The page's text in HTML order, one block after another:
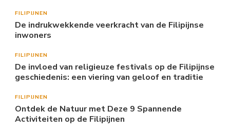
FILIPIJNEN
De indrukwekkende veerkracht van de Filipijnse
inwoners
FILIPIJNEN
De invloed van religieuze festivals op de Filipijnse
geschiedenis: een viering van geloof en traditie
FILIPIJNEN
Ontdek de Natuur met Deze 9 Spannende
Activiteiten op de Filipijnen